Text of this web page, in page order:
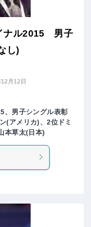
ナル2015 男子
し)
月12日
、男子シングル表彰
(アメリカ)、2位ドミ
本草太(日本)